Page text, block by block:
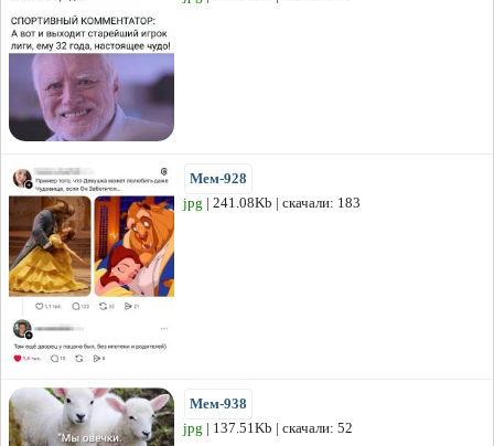
Мем-928
jpg | 241.08Kb | скачали: 183
Мем-938
jpg | 137.51Kb | скачали: 52